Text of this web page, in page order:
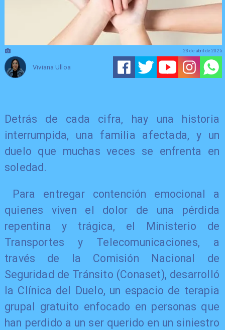
Viviana Ulloa
23 de abril de 2025
​Detrás de cada cifra, hay una historia
interrumpida, una familia afectada, y un
duelo que muchas veces se enfrenta en
soledad.
Para entregar contención emocional a
quienes viven el dolor de una pérdida
repentina y trágica, el Ministerio de
Transportes y Telecomunicaciones, a
través de la Comisión Nacional de
Seguridad de Tránsito (Conaset), desarrolló
la Clínica del Duelo, un espacio de terapia
grupal gratuito enfocado en personas que
han perdido a un ser querido en un siniestro